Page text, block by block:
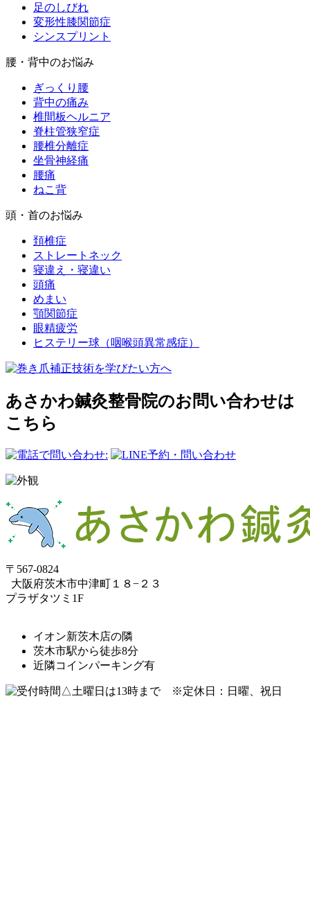
足のしびれ
変形性膝関節症
シンスプリント
腰・背中のお悩み
ぎっくり腰
背中の痛み
椎間板ヘルニア
脊柱管狭窄症
腰椎分離症
坐骨神経痛
腰痛
ねこ背
頭・首のお悩み
頚椎症
ストレートネック
寝違え・寝違い
頭痛
めまい
顎関節症
眼精疲労
ヒステリー球（咽喉頭異常感症）
あさかわ鍼灸整⾻院のお問い合わせは
こちら
〒567-0824
⼤阪府茨⽊市中津町１８−２３
プラザタツミ1F
イオン新茨木店の隣
茨木市駅から徒歩8分
近隣コインパーキング有
△土曜日は13時まで ※定休日：日曜、祝日